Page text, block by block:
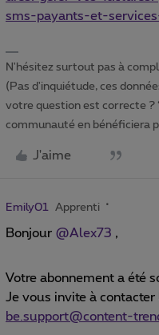
sms-payants-et-
N'hésitez surtout pas à
(Pas d'inquiétude, ces
votre question est correcte ?
communauté en bénéficiera
J'aime
Emily01 Apprenti
Bonjour @Alex73 ,
Votre abonnement a été
Je vous invite à
be.support@content-